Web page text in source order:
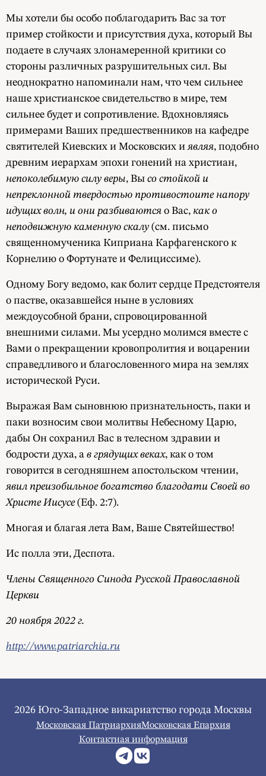
Мы хотели бы особо поблагодарить Вас за тот
пример стойкости и присутствия духа, который Вы
подаете в случаях злонамеренной критики со
стороны различных разрушительных сил. Вы
неоднократно напоминали нам, что чем сильнее
наше христианское свидетельство в мире, тем
сильнее будет и сопротивление. Вдохновляясь
примерами Ваших предшественников на кафедре
святителей Киевских и Московских иявляя, подобно
древним иерархам эпохи гонений на христиан,
непоколебимую силу веры, Вы со стойкой и
непреклонной твердостью противостоите напору
идущих волн, и они разбиваются о Вас, как о
неподвижную каменную скалу (см. письмо
священномученика Киприана Карфагенского к
Корнелию о Фортунате и Фелициссиме).
Одному Богу ведомо, как болит сердце Предстоятеля
о пастве, оказавшейся ныне в условиях
междоусобной брани, спровоцированной
внешними силами. Мы усердно молимся вместе с
Вами о прекращении кровопролития и воцарении
справедливого и благословенного мира на землях
исторической Руси.
Выражая Вам сыновнюю признательность, паки и
паки возносим свои молитвы Небесному Царю,
дабы Он сохранил Вас в телесном здравии и
бодрости духа, а в грядущих веках, как о том
говорится в сегодняшнем апостольском чтении,
явил преизобильное богатство благодати Своей во
Христе Иисусе(Еф. 2:7).
Многая и благая лета Вам, Ваше Святейшество!
Ис полла эти, Деспота.
Члены Священного Синода Русской Православной
Церкви
20 ноября 2022 г.
http://www.patriarchia.ru
2026 Юго-Западное викариатство города Москвы
Московская ПатриархияМосковская Епархия
Контактная информация